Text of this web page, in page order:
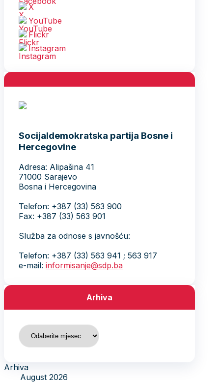
X
YouTube
Flickr
Instagram
Socijaldemokratska partija Bosne i
Hercegovine
Adresa: Alipašina 41
71000 Sarajevo
Bosna i Hercegovina
Telefon: +387 (33) 563 900
Fax: +387 (33) 563 901
Služba za odnose s javnošću:
Telefon: +387 (33) 563 941 ; 563 917
e-mail: informisanje@sdp.ba
Arhiva
Arhiva
Arhiva
August 2026